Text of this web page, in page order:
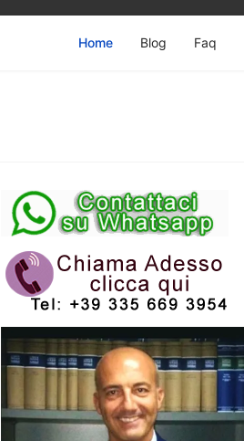
Home Blog Faq